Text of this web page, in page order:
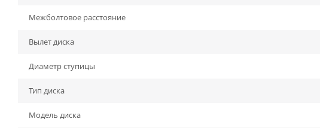
Межболтовое расстояние
Вылет диска
Диаметр ступицы
Тип диска
Модель диска